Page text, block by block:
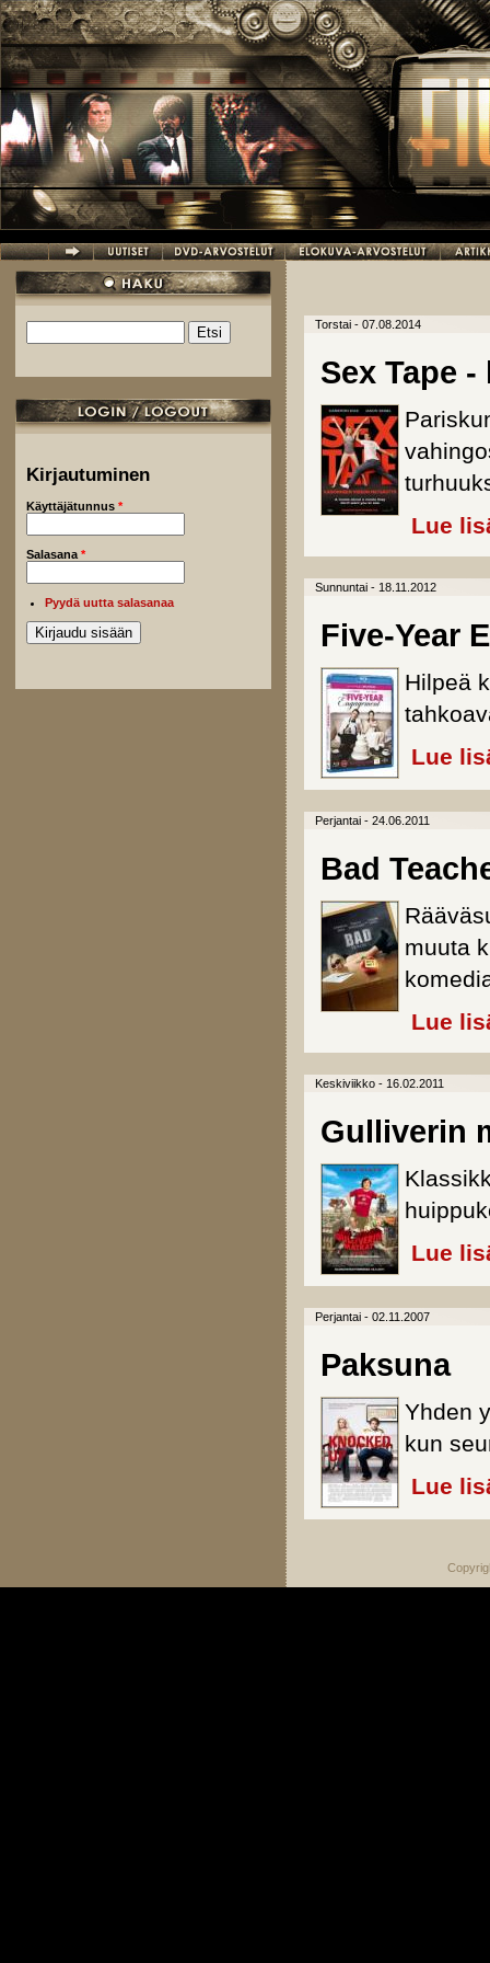
Hyppää pääsisältöön
Hakulomake
Kirjautuminen
Käyttäjätunnus *
Salasana *
Pyydä uutta salasanaa
Torstai - 07.08.2014
Sex Tape
Lue
Sunnuntai - 18.11.2012
Five-Year
Hilpeä
Lue
Perjantai - 24.06.2011
Bad
muuta
Lue
Keskiviikko - 16.02.2011
Gulliverin
Lue
Perjantai - 02.11.2007
Paksuna
Yhden
kun
Lue